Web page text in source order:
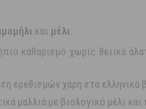
και μέλι:
καθαρισμό χωρίς θειικά
ερεθισμών χάρη στα ελληνικά
μαλλιά με βιολογικό μέλι και